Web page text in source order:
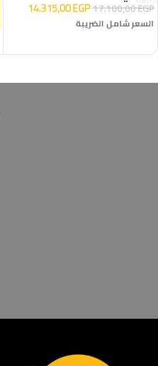
17.100,00EGP
14.315,00EGP
السعر شامل الضريبة